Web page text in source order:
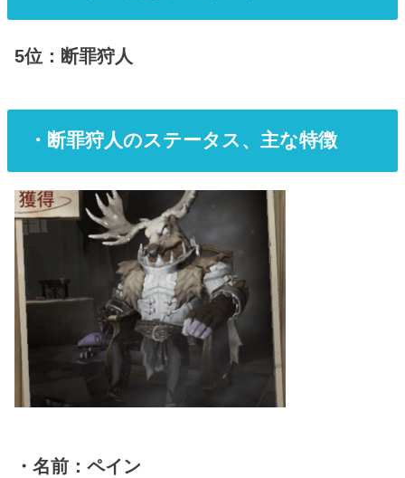
5位：断罪狩人
・断罪狩人のステータス、主な特徴
・名前：ペイン